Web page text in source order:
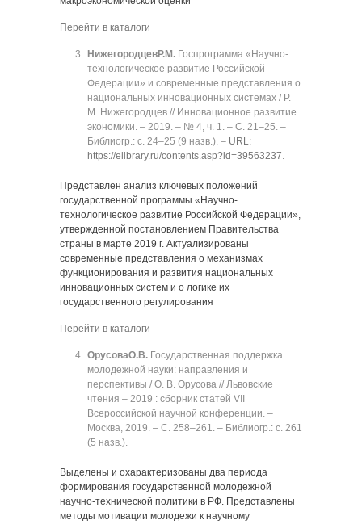
Перейти в каталоги
НижегородцевР.М. Госпрограмма «Научно-
технологическое развитие Российской
Федерации» и современные представления о
национальных инновационных системах / Р.
М. Нижегородцев // Инновационное развитие
экономики. ‒ 2019. ‒ № 4, ч. 1. ‒ C. 21‒25. ‒
Библиогр.: с. 24‒25 (9 назв.). ‒ URL:
https://elibrary.ru/contents.asp?id=39563237.
Представлен анализ ключевых положений
государственной программы «Научно-
технологическое развитие Российской Федерации»,
утвержденной постановлением Правительства
страны в марте 2019 г. Актуализированы
современные представления о механизмах
функционирования и развития национальных
инновационных систем и о логике их
государственного регулирования
Перейти в каталоги
ОрусоваО.В. Государственная поддержка
молодежной науки: направления и
перспективы / О. В. Орусова // Львовские
чтения ‒ 2019 : сборник статей VII
Всероссийской научной конференции. ‒
Москва, 2019. ‒ C. 258‒261. ‒ Библиогр.: с. 261
(5 назв.).
Выделены и охарактеризованы два периода
формирования государственной молодежной
научно-технической политики в РФ. Представлены
методы мотивации молодежи к научному